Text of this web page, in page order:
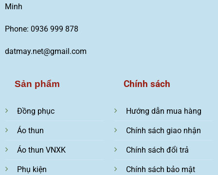
Minh
Phone: 0936 999 878
datmay.net@gmail.com
Sản phẩm
Đồng phục
Áo thun
Áo thun VNXK
Phụ kiện
Chính sách
Hướng dẫn mua hàng
Chính sách giao nhận
Chính sách đổi trả
Chính sách bảo mật